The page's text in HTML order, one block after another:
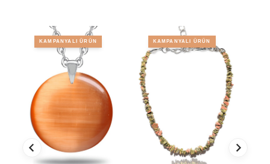
KAMPANYALI ÜRÜN KAMPANYALI ÜRÜN